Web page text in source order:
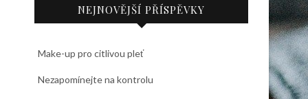
NEJNOVĚJŠÍ PŘÍSPĚVKY
Make-up pro citlivou pleť
Nezapomínejte na kontrolu